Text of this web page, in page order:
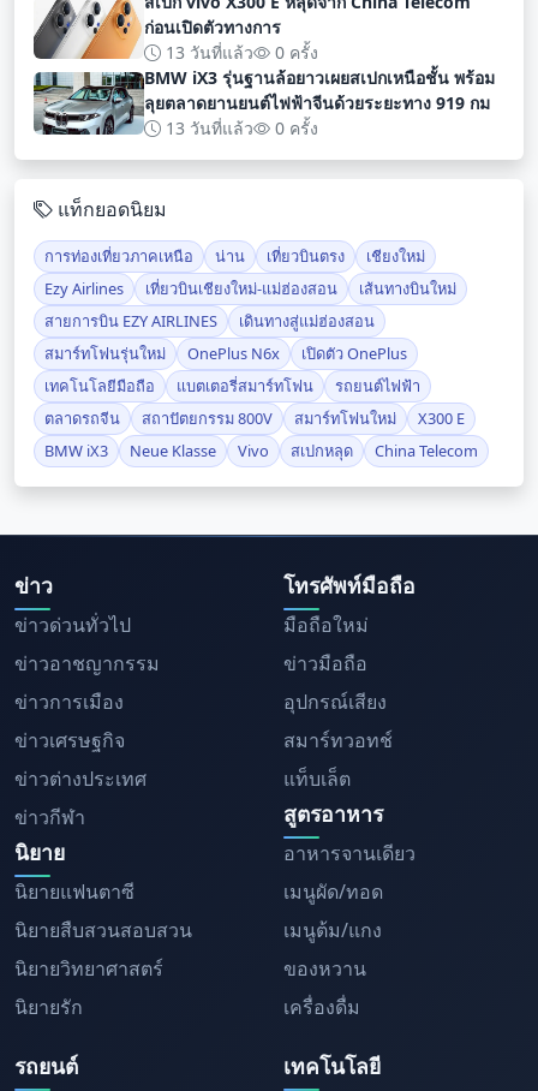
ก่อนเปิดตัวทางการ
13 วันที่แล้ว
0 ครั้ง
BMW iX3 รุ่นฐานล้อยาวเผยสเปกเหนือชั้น พร้อม
ลุยตลาดยานยนต์ไฟฟ้าจีนด้วยระยะทาง 919 กม
13 วันที่แล้ว
0 ครั้ง
แท็กยอดนิยม
การท่องเที่ยวภาคเหนือ น่าน เที่ยวบินตรง
เชียงใหม่
Ezy Airlines
เที่ยวบินเชียงใหม่-แม่ฮ่องสอน
เส้นทางบินใหม่
สายการบิน EZY AIRLINES
เดินทางสู่แม่ฮ่องสอน
สมาร์ทโฟนรุ่นใหม่
OnePlus N6x
เปิดตัว OnePlus
เทคโนโลยีมือถือ
แบตเตอรี่สมาร์ทโฟน
รถยนต์ไฟฟ้า
ตลาดรถจีน
สถาปัตยกรรม 800V สมาร์ทโฟนใหม่
X300 E
BMW iX3
Neue Klasse Vivo สเปกหลุด China Telecom
ข่าว
ข่าวด่วนทั่วไป
ข่าวอาชญากรรม
ข่าวการเมือง
ข่าวเศรษฐกิจ
ข่าวต่างประเทศ
ข่าวกีฬา
นิยาย
นิยายแฟนตาซี
นิยายสืบสวนสอบสวน
นิยายวิทยาศาสตร์
นิยายรัก
โทรศัพท์มือถือ
มือถือใหม่
ข่าวมือถือ
อุปกรณ์เสียง
สมาร์ทวอทช์
แท็บเล็ต
สูตรอาหาร
อาหารจานเดียว
เมนูผัด/ทอด
เมนูต้ม/แกง
ของหวาน
เครื่องดื่ม
รถยนต์ เทคโนโลยี